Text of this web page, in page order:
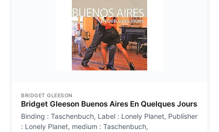
BRIDGET GLEESON
Bridget Gleeson Buenos Aires En Quelques Jours
Binding : Taschenbuch, Label : Lonely Planet, Publisher
: Lonely Planet, medium : Taschenbuch,